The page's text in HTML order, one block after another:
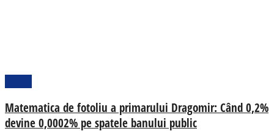
Matematica de fotoliu a primarului Dragomir: Când 0,2%
devine 0,0002% pe spatele banului public